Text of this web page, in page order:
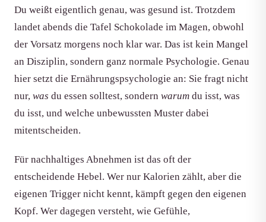
Du weißt eigentlich genau, was gesund ist. Trotzdem
landet abends die Tafel Schokolade im Magen, obwohl
der Vorsatz morgens noch klar war. Das ist kein Mangel
an Disziplin, sondern ganz normale Psychologie. Genau
hier setzt die Ernährungspsychologie an: Sie fragt nicht
nur, was du essen solltest, sondern warum du isst, was
du isst, und welche unbewussten Muster dabei
mitentscheiden.
Für nachhaltiges Abnehmen ist das oft der
entscheidende Hebel. Wer nur Kalorien zählt, aber die
eigenen Trigger nicht kennt, kämpft gegen den eigenen
Kopf. Wer dagegen versteht, wie Gefühle,